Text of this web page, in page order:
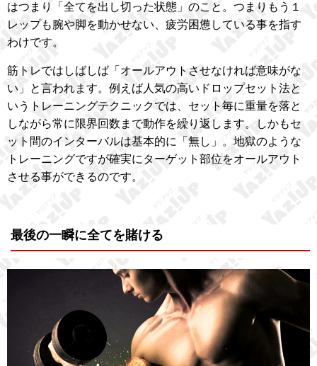
はつまり「全てを出し切った状態」のこと。つまりもう１
レップも腕や脚を動かせない、疲労困憊している事を指す
わけです。
筋トレではしばしば「オールアウトさせなければ意味がな
い」と言われます。例えば人気の高いドロップセット法と
いうトレーニングテクニックでは、セット毎に重量を落と
しながら常に限界回数まで動作を繰り返します。しかもセ
ット間のインターバルは基本的に「無し」。地獄のような
トレーニングですが確実にターゲット部位をオールアウト
させる事ができるのです。
最後の一瞬に全てを賭ける